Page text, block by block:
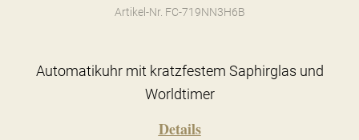
Artikel-Nr. FC-719NN3H6B
Automatikuhr mit kratzfestem Saphirglas und
Worldtimer
Details